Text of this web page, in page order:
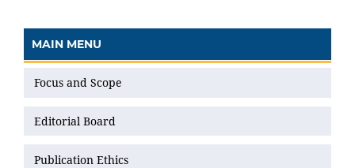
MAIN MENU
Focus and Scope
Editorial Board
Publication Ethics